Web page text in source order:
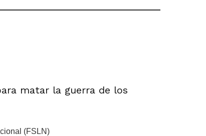
matar la guerra de los
(FSLN)